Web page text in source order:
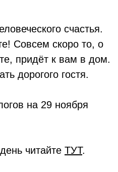
счастья.
Совсем скоро то, о
придёт к вам в дом.
дорогого гостя.
на 29 ноября
читайте ТУТ.